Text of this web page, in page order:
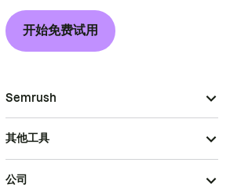
开始免费试用
Semrush
其他工具
公司